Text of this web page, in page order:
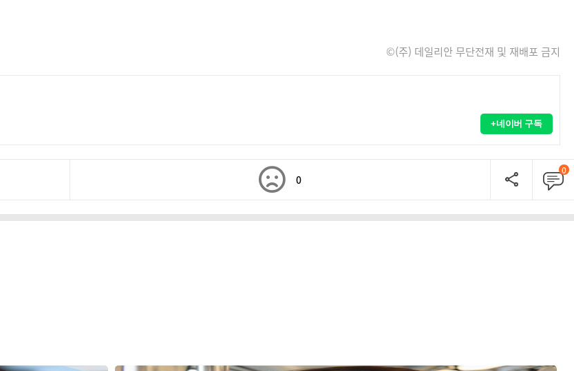
©(주) 데일리안 무단전재 및 재배포 금지
+네이버 구독
0
0